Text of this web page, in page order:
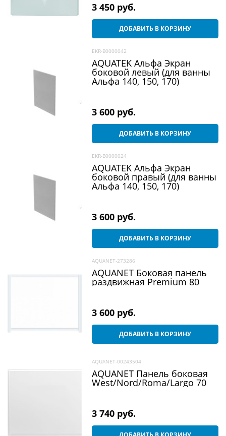
3 450 руб.
ДОБАВИТЬ В КОРЗИНУ
EKR-B0000042
AQUATEK Альфа Экран
боковой левый (для ванны
Альфа 140, 150, 170)
3 600 руб.
ДОБАВИТЬ В КОРЗИНУ
EKR-B0000024
AQUATEK Альфа Экран
боковой правый (для ванны
Альфа 140, 150, 170)
3 600 руб.
ДОБАВИТЬ В КОРЗИНУ
AQUANET-273286
AQUANET Боковая панель
раздвижная Premium 80
3 600 руб.
ДОБАВИТЬ В КОРЗИНУ
AQUANET-00243504
AQUANET Панель боковая
West/Nord/Roma/Largo 70
3 740 руб.